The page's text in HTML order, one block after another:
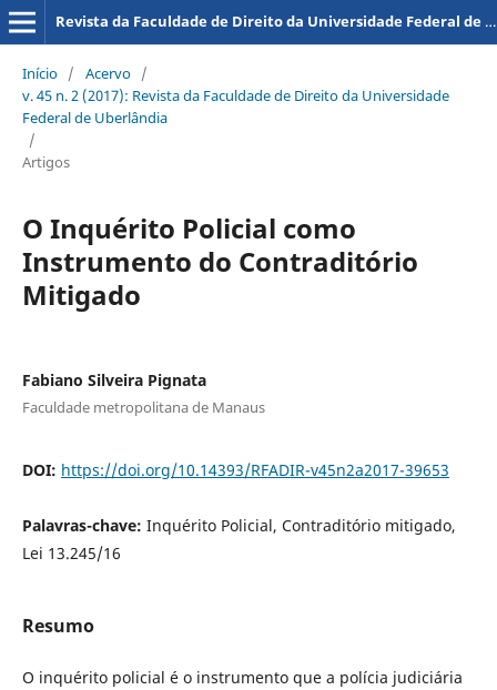
Revista da Faculdade de Direito da Universidade Federal de Uberlândia
Início / Acervo /
v. 45 n. 2 (2017): Revista da Faculdade de Direito da Universidade
Federal de Uberlândia
/
Artigos
O Inquérito Policial como
Instrumento do Contraditório
Mitigado
Fabiano Silveira Pignata
Faculdade metropolitana de Manaus
DOI: https://doi.org/10.14393/RFADIR-v45n2a2017-39653
Palavras-chave: Inquérito Policial, Contraditório mitigado,
Lei 13.245/16
Resumo
O inquérito policial é o instrumento que a polícia judiciária